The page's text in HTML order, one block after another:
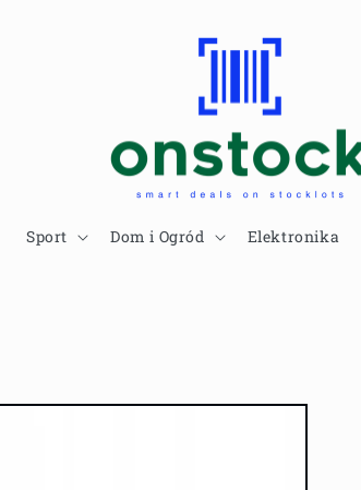
Sport Dom i Ogród Elektronika